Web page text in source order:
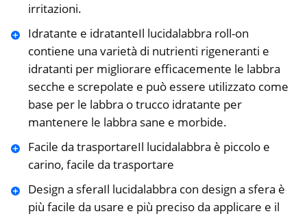
irritazioni.
Idratante e idratanteIl lucidalabbra roll-on
contiene una varietà di nutrienti rigeneranti e
idratanti per migliorare efficacemente le labbra
secche e screpolate e può essere utilizzato come
base per le labbra o trucco idratante per
mantenere le labbra sane e morbide.
Facile da trasportareIl lucidalabbra è piccolo e
carino, facile da trasportare
Design a sferaIl lucidalabbra con design a sfera è
più facile da usare e più preciso da applicare e il